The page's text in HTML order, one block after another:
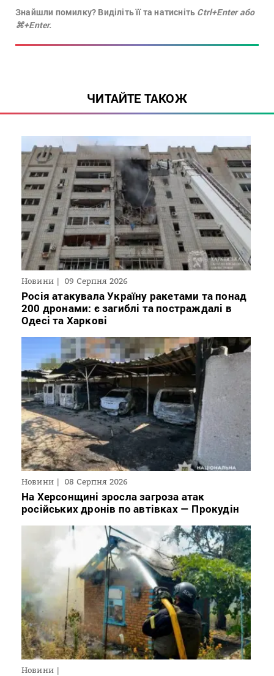
Знайшли помилку? Виділіть її та натисніть Ctrl+Enter або
⌘+Enter.
ЧИТАЙТЕ ТАКОЖ
Новини 09 Серпня 2026
Росія атакувала Україну ракетами та понад
200 дронами: є загиблі та постраждалі в
Одесі та Харкові
Новини 08 Серпня 2026
На Херсонщині зросла загроза атак
російських дронів по автівках — Прокудін
Новини